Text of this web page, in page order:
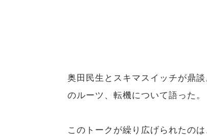
奥田民生とスキマスイッチが鼎
のルーツ、転機について語った。
このトークが繰り広げられたの